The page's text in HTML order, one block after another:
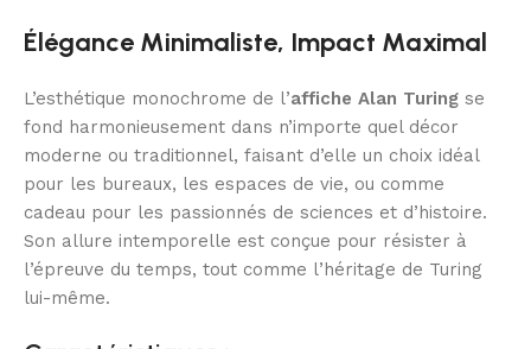
Élégance Minimaliste, Impact Maximal
L’esthétique monochrome de l’affiche Alan Turing se
fond harmonieusement dans n’importe quel décor
moderne ou traditionnel, faisant d’elle un choix idéal
pour les bureaux, les espaces de vie, ou comme
cadeau pour les passionnés de sciences et d’histoire.
Son allure intemporelle est conçue pour résister à
l’épreuve du temps, tout comme l’héritage de Turing
lui-même.